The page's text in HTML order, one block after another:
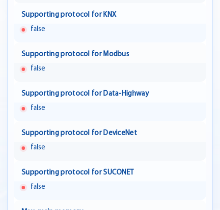
Supporting protocol for KNX
false
Supporting protocol for Modbus
false
Supporting protocol for Data-Highway
false
Supporting protocol for DeviceNet
false
Supporting protocol for SUCONET
false